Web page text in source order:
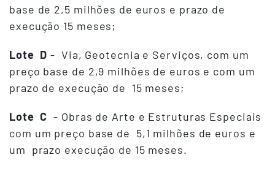
base de 2,5 milhões de euros e prazo de
execução 15 meses;
Lote D - Via, Geotecnia e Serviços, com um
preço base de 2,9 milhões de euros e com um
prazo de execução de 15 meses;
Lote C - Obras de Arte e Estruturas Especiais
com um preço base de 5,1 milhões de euros e
um prazo execução de 15 meses.